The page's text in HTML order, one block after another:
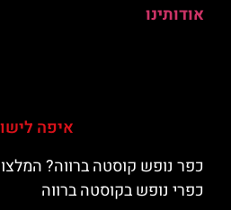
אודותינו
איפה
כפר נופש קוסטה ברווה?
כפרי נופש בקוסטה ברווה